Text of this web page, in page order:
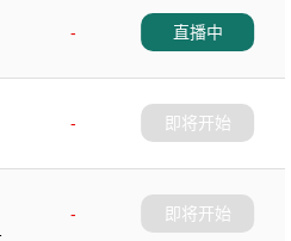
-
直播中
-
即将开始
-
即将开始